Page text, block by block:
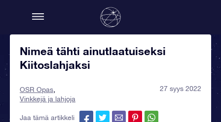
Nimeä tähti ainutlaatuiseksi
Kiitoslahjaksi
OSR Opas
Vinkkejä ja lahjoja
27 syys 2022
Jaa tämä artikkeli